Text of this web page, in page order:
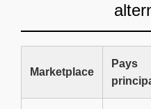
Marketplace
Pays